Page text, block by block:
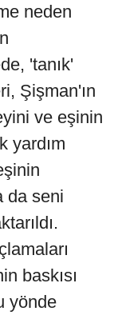
neden
'tanık'
Şişman'ın
ve eşinin
yardım
da seni
baskısı
yönde